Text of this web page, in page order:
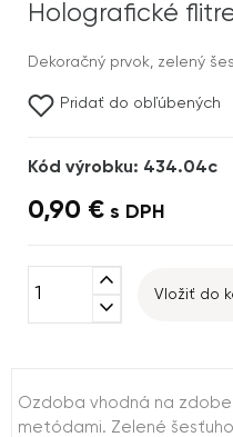
Holografické
Dekoračný prvok, zelený
Pridať do obľúbených
Kód výrobku: 434.04c
0,90 € s DPH
expand_less
expand_more
Vložiť do
Ozdoba vhodná na
metódami. Zelené